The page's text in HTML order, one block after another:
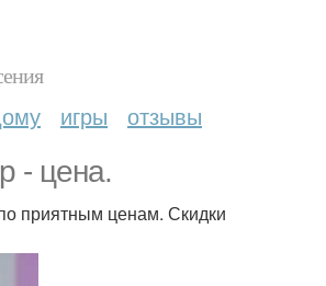
игры отзывы
- цена.
приятным ценам. Скидки